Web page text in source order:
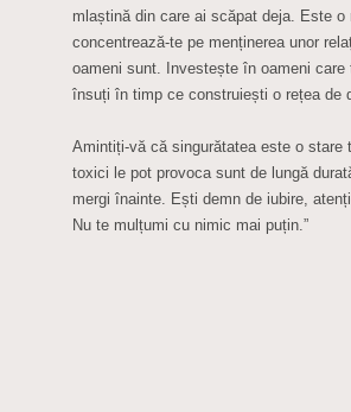
mlaștină din care ai scăpat deja. Este
concentrează-te pe menținerea unor
oameni sunt. Investește în oameni
însuți în timp ce construiești o rețea de
Amintiți-vă că singurătatea este o stare
toxici le pot provoca sunt de lungă
mergi înainte. Ești demn de iubire,
Nu te mulțumi cu nimic mai puțin.”